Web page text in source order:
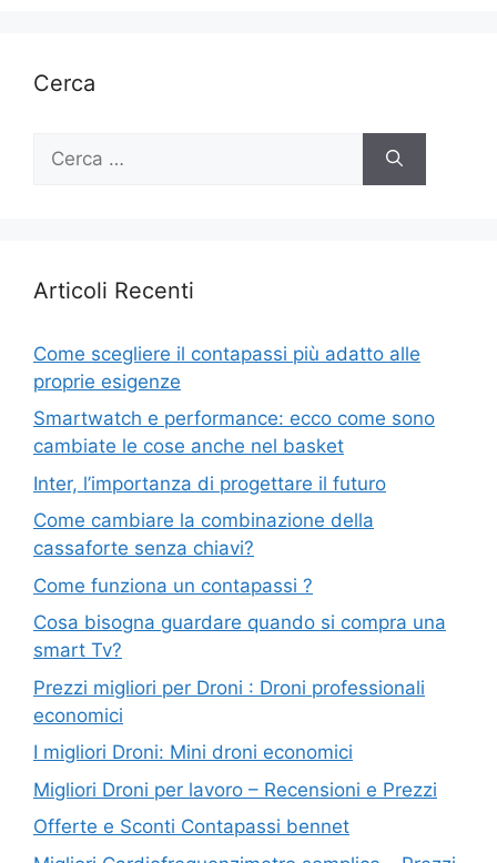
Cerca
per:
Articoli Recenti
Come scegliere il contapassi più adatto alle
proprie esigenze
Smartwatch e performance: ecco come sono
cambiate le cose anche nel basket
Inter, l’importanza di progettare il futuro
Come cambiare la combinazione della
cassaforte senza chiavi?
Come funziona un contapassi ?
Cosa bisogna guardare quando si compra una
smart Tv?
Prezzi migliori per Droni : Droni professionali
economici
I migliori Droni: Mini droni economici
Migliori Droni per lavoro – Recensioni e Prezzi
Offerte e Sconti Contapassi bennet